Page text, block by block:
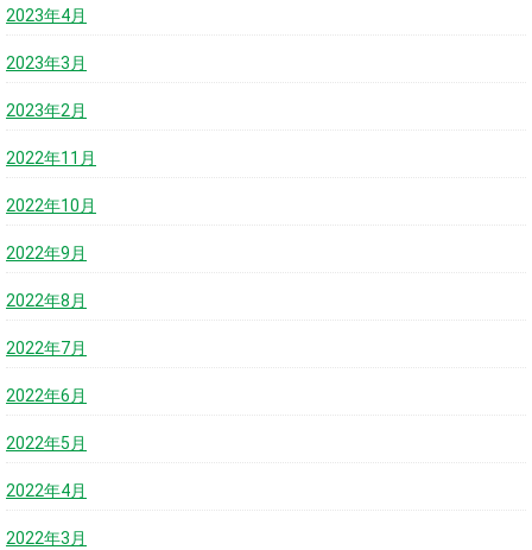
2023年4月
2023年3月
2023年2月
2022年11月
2022年10月
2022年9月
2022年8月
2022年7月
2022年6月
2022年5月
2022年4月
2022年3月